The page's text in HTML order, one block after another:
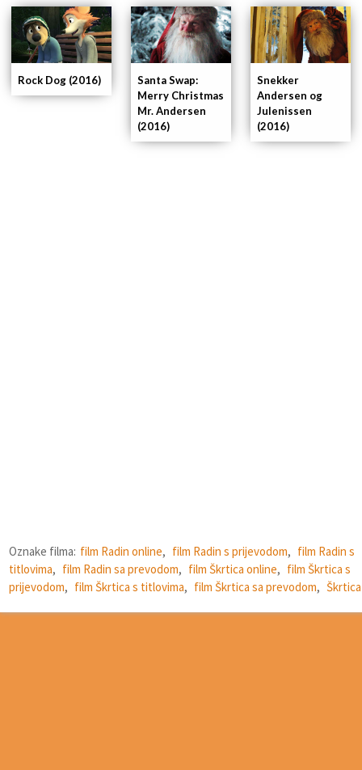
Snekker
Andersen og
Julenissen
(2016)
Santa Swap:
Merry Christmas
Mr. Andersen
(2016)
Rock Dog (2016)
Oznake filma: film Radin online, film Radin s prijevodom, film Radin s
titlovima, film Radin sa prevodom, film Škrtica online, film Škrtica s
prijevodom, film Škrtica s titlovima, film Škrtica sa prevodom, Škrtica